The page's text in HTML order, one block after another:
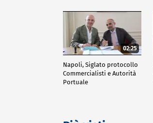
02:25
Napoli, Siglato protocollo
Commercialisti e Autorità
Portuale